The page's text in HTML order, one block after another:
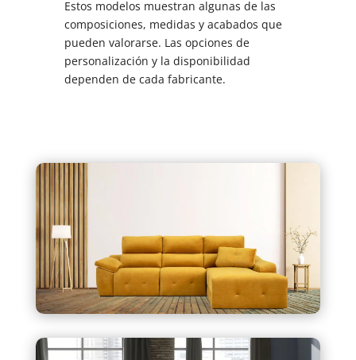
Estos modelos muestran algunas de las
composiciones, medidas y acabados que
pueden valorarse. Las opciones de
personalización y la disponibilidad
dependen de cada fabricante.